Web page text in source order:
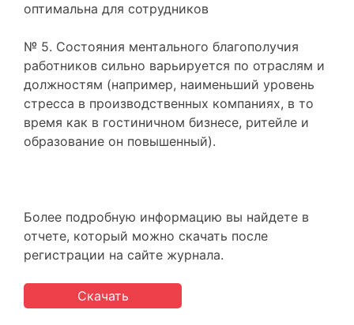
оптимальна для сотрудников
№ 5. Состояния ментального благополучия
работников сильно варьируется по отраслям и
должностям (например, наименьший уровень
стресса в производственных компаниях, в то
время как в гостиничном бизнесе, ритейле и
образование он повышенный).
Более подробную информацию вы найдете в
отчете, который можно скачать после
регистрации на сайте журнала.
Скачать